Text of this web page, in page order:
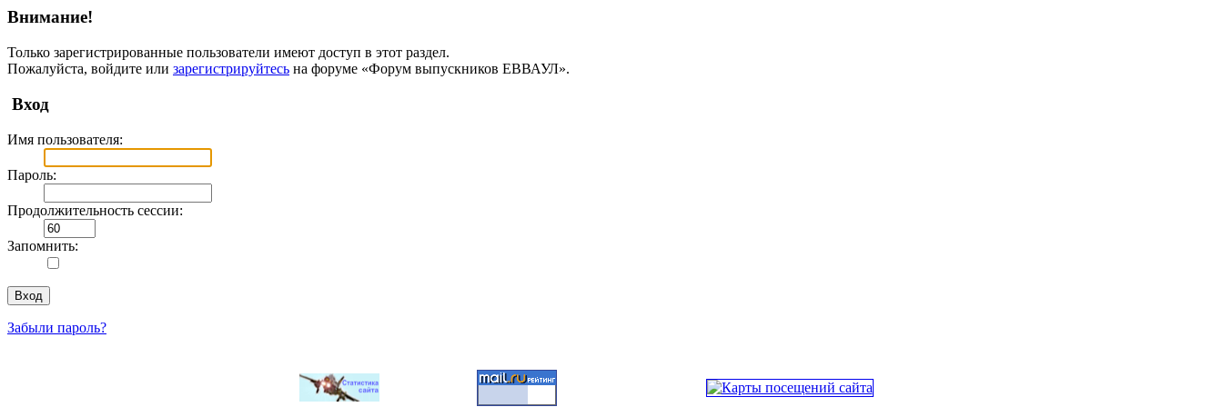
Внимание!
Только зарегистрированные пользователи имеют доступ в этот раздел.
Пожалуйста, войдите или зарегистрируйтесь на форуме «Форум выпускников ЕВВАУЛ».
Вход
Имя пользователя:
Пароль:
Продолжительность сессии:
Запомнить:
Забыли пароль?